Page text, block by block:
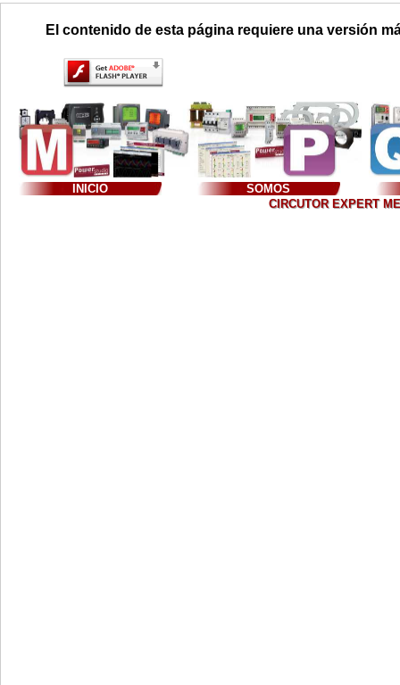
El contenido de esta página requiere una versión
INICIO
SOMOS
CIRCUTOR EXPERT